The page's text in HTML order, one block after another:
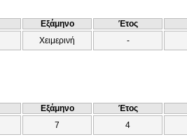
Εξάμηνο Έτος
Χειμερινή -
Εξάμηνο Έτος
7 4